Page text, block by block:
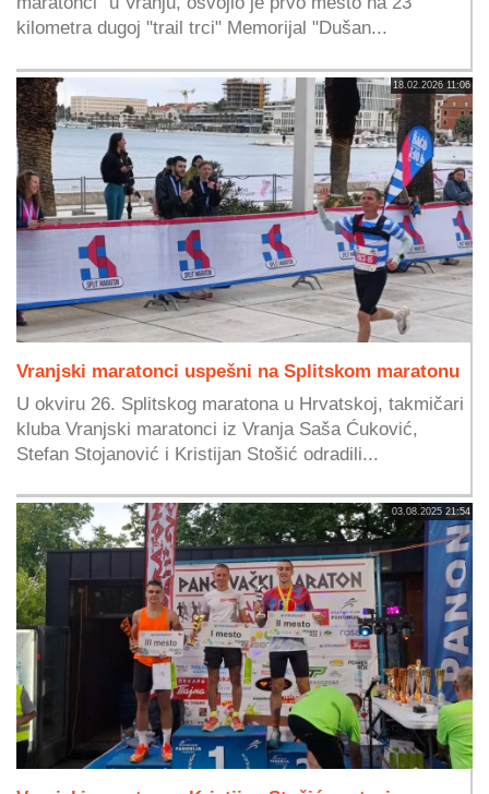
kilometra dugoj "trail trci" Memorijal "Dušan...
18.02.2026 11:06
Vranjski maratonci uspešni na Splitskom maratonu
U okviru 26. Splitskog maratona u Hrvatskoj, takmičari
kluba Vranjski maratonci iz Vranja Saša Ćuković,
Stefan Stojanović i Kristijan Stošić odradili...
03.08.2025 21:54